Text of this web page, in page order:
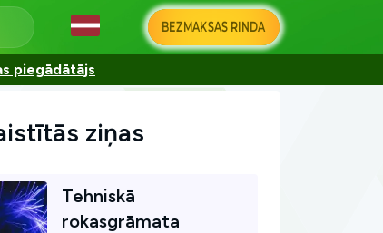
BEZMAKSAS RINDA
piegādātājs
ziņas
Tehniskā
rokasgrāmata